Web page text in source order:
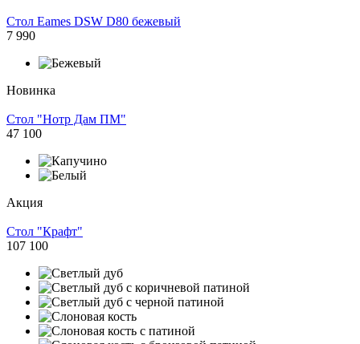
Стол Eames DSW D80 бежевый
7 990
Новинка
Стол "Нотр Дам ПМ"
47 100
Акция
Стол "Крафт"
107 100